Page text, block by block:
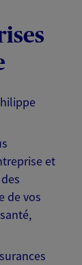
et
de vos